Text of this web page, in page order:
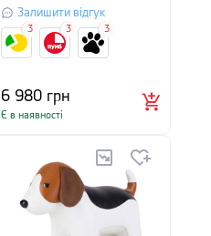
Залишити відгук
6 980 грн
Є в наявності
3 3 3